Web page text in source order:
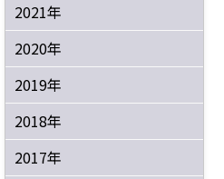
2021年
2020年
2019年
2018年
2017年